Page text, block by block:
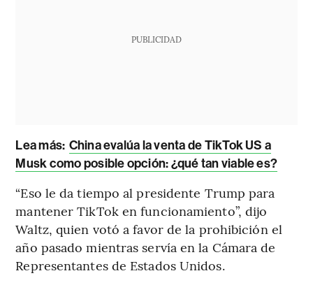
PUBLICIDAD
Lea más: China evalúa la venta de TikTok US a
Musk como posible opción: ¿qué tan viable es?
“Eso le da tiempo al presidente Trump para
mantener TikTok en funcionamiento”, dijo
Waltz, quien votó a favor de la prohibición el
año pasado mientras servía en la Cámara de
Representantes de Estados Unidos.